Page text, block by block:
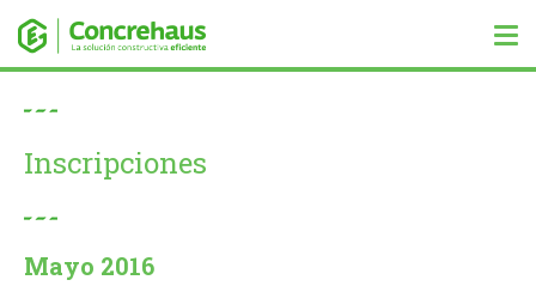
Inscripciones
Mayo 2016